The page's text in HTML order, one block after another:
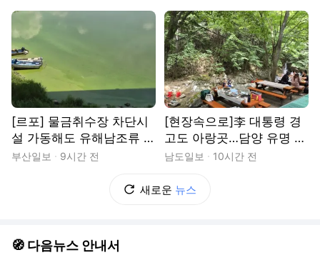
[르포] 물금취수장 차단시
설 가동해도 유해남조류 나
흘새 갑절
부산일보 9시간 전
[현장속으로]李 대통령 경
고도 아랑곳…담양 유명 계
곡식당 불법 의혹
남도일보 10시간 전
새로운 뉴스
🧭 다음뉴스 안내서